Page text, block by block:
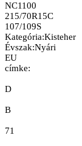
NC1100
215/70R15C
107/109S
Kategória:Kisteher
Évszak:Nyári
EU
címke:
D
B
71